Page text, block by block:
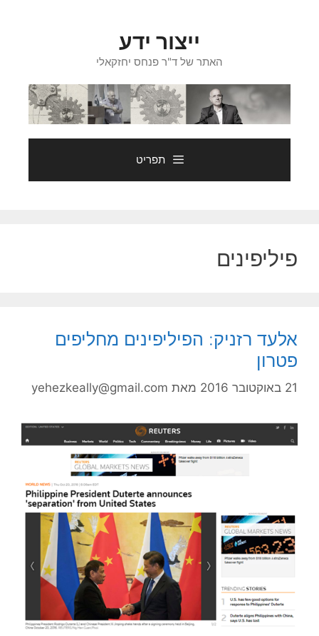
ייצור ידע
האתר של ד"ר פנחס יחזקאלי
תפריט
פיליפינים
אלעד רזניק: הפיליפינים מחליפים
פטרון
21 באוקטובר 2016 מאת yehezkeally@gmail.com